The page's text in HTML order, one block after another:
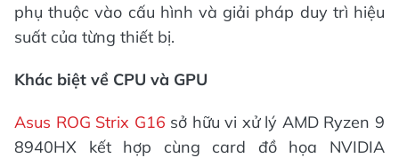
phụ thuộc vào cấu hình và giải pháp duy trì hiệu
suất của từng thiết bị.
Khác biệt về CPU và GPU
Asus ROG Strix G16 sở hữu vi xử lý AMD Ryzen 9
8940HX kết hợp cùng card đồ họa NVIDIA